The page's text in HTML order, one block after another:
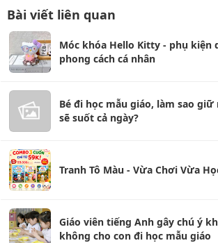
Bài viết liên quan
Móc khóa Hello Kitty - phụ kiện
phong cách cá nhân
Bé đi học mẫu giáo, làm sao giữ
sẽ suốt cả ngày?
Tranh Tô Màu - Vừa Chơi Vừa
Giáo viên tiếng Anh gây chú ý
không cho con đi học mẫu giáo